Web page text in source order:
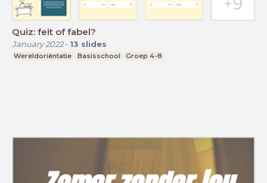
Quiz: feit of fabel?
January 2022- 13 slides
Wereldoriëntatie Basisschool Groep 4-8